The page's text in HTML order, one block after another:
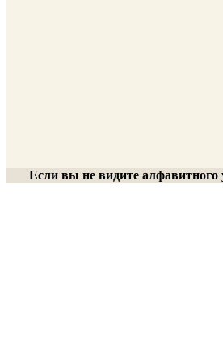
Если вы не видите алфавитного